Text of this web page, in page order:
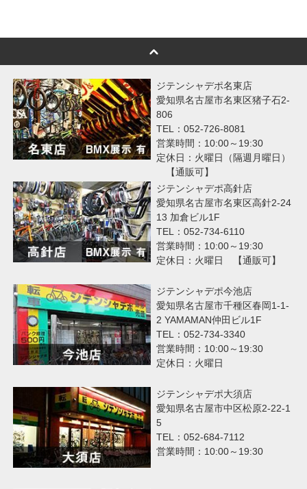
ジテンシャデポ名東店
愛知県名古屋市名東区猪子石2-
806
TEL：052-726-8081
営業時間：10:00～19:30
定休日：火曜日（隔週月曜日）
【通販可】
ジテンシャデポ高針店
愛知県名古屋市名東区高針2-24
13 加倉ビル1F
TEL：052-734-6110
営業時間：10:00～19:30
定休日：火曜日 【通販可】
ジテンシャデポ今池店
愛知県名古屋市千種区春岡1-1-
2 YAMAMAN仲田ビル1F
TEL：052-734-3340
営業時間：10:00～19:30
定休日：火曜日
ジテンシャデポ大須店
愛知県名古屋市中区松原2-22-1
5
TEL：052-684-7112
営業時間：10:00～19:30